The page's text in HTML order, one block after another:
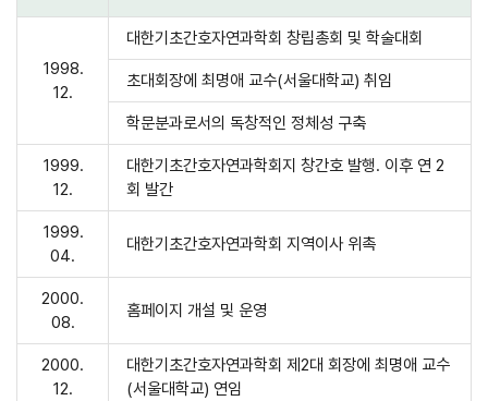
1998.
12.
대한기초간호자연과학회 창립총회 및 학술대회
초대회장에 최명애 교수(서울대학교) 취임
학문분과로서의 독창적인 정체성 구축
1999.
12.
대한기초간호자연과학회지 창간호 발행. 이후 연 2
회 발간
1999.
04.
대한기초간호자연과학회 지역이사 위촉
2000.
08.
홈페이지 개설 및 운영
2000.
12.
대한기초간호자연과학회 제2대 회장에 최명애 교수
(서울대학교) 연임